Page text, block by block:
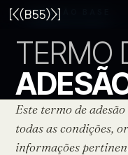
IMERSÃO BASE
TERMO
Este termo de
todas as condições,
informações